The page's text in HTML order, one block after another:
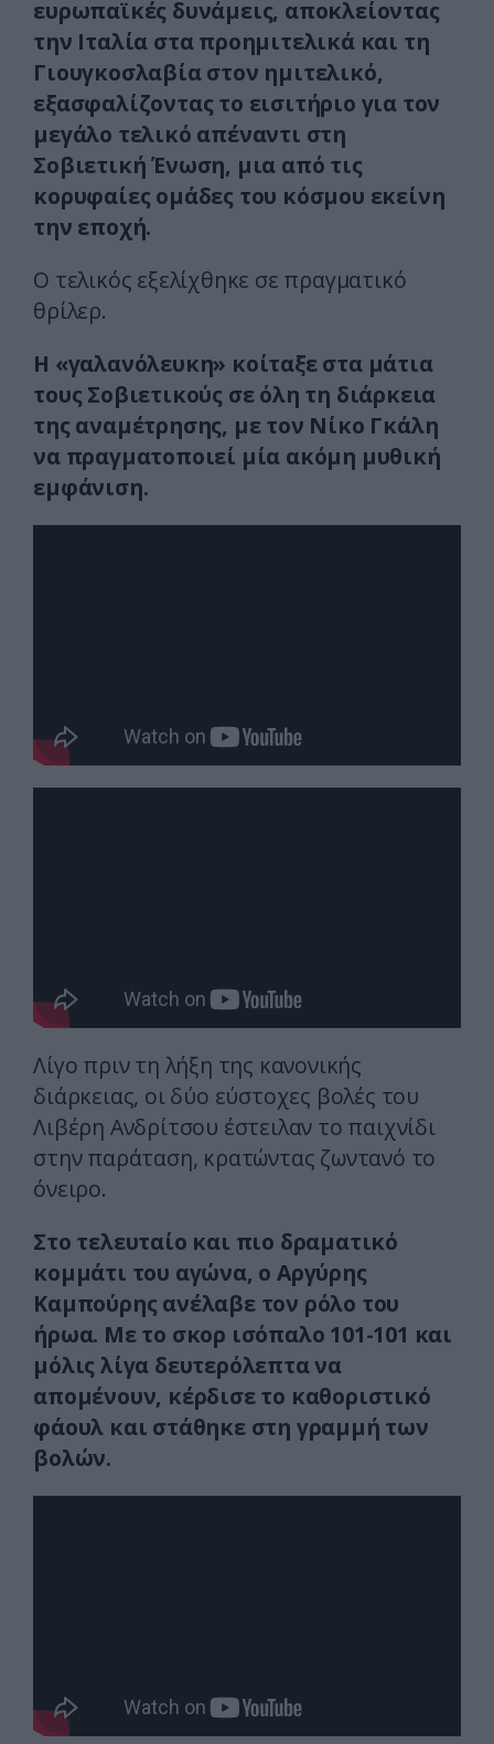
ευρωπαϊκές δυνάμεις, αποκλείοντας
την Ιταλία στα προημιτελικά και τη
Γιουγκοσλαβία στον ημιτελικό,
εξασφαλίζοντας το εισιτήριο για τον
μεγάλο τελικό απέναντι στη
Σοβιετική Ένωση, μια από τις
κορυφαίες ομάδες του κόσμου εκείνη
την εποχή.
Ο τελικός εξελίχθηκε σε πραγματικό
θρίλερ.
Η «γαλανόλευκη» κοίταξε στα μάτια
τους Σοβιετικούς σε όλη τη διάρκεια
της αναμέτρησης, με τον Νίκο Γκάλη
να πραγματοποιεί μία ακόμη μυθική
εμφάνιση.
Λίγο πριν τη λήξη της κανονικής
διάρκειας, οι δύο εύστοχες βολές του
Λιβέρη Ανδρίτσου έστειλαν το παιχνίδι
στην παράταση, κρατώντας ζωντανό το
όνειρο.
Στο τελευταίο και πιο δραματικό
κομμάτι του αγώνα, ο Αργύρης
Καμπούρης ανέλαβε τον ρόλο του
ήρωα. Με το σκορ ισόπαλο 101-101 και
μόλις λίγα δευτερόλεπτα να
απομένουν, κέρδισε το καθοριστικό
φάουλ και στάθηκε στη γραμμή των
βολών.